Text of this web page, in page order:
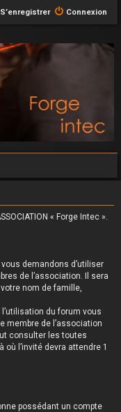
Connexion
S’enregistrer
« Forge Intec ».
demandons d’utiliser
de l’association. Il sera
nom de famille,
du forum vous
membre de l’association
consulter les toutes
l’invité devra attendre 1
possédant un compte